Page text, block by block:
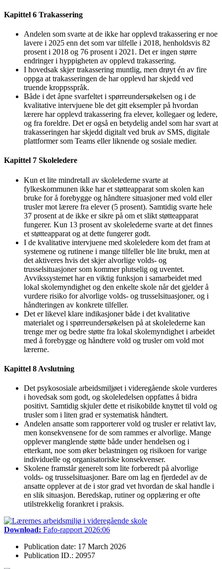
Kapittel 6 Trakassering
Andelen som svarte at de ikke har opplevd trakassering er noe
lavere i 2025 enn det som var tilfelle i 2018, henholdsvis 82
prosent i 2018 og 76 prosent i 2021. Det er ingen større
endringer i hyppigheten av opplevd trakassering.
I hovedsak skjer trakassering muntlig, men drøyt én av fire
oppga at trakasseringen de har opplevd har skjedd ved
truende kroppsspråk.
Både i det åpne svarfeltet i spørreundersøkelsen og i de
kvalitative intervjuene ble det gitt eksempler på hvordan
lærere har opplevd trakassering fra elever, kollegaer og ledere,
og fra foreldre. Det er også en betydelig andel som har svart at
trakasseringen har skjedd digitalt ved bruk av SMS, digitale
plattformer som Teams eller liknende og sosiale medier.
Kapittel 7 Skoleledere
Kun et lite mindretall av skolelederne svarte at
fylkeskommunen ikke har et støtteapparat som skolen kan
bruke for å forebygge og håndtere situasjoner med vold eller
trusler mot lærere fra elever (5 prosent). Samtidig svarte hele
37 prosent at de ikke er sikre på om et slikt støtteapparat
fungerer. Kun 13 prosent av skolelederne svarte at det finnes
et støtteapparat og at dette fungerer godt.
I de kvalitative intervjuene med skoleledere kom det fram at
systemene og rutinene i mange tilfeller ble lite brukt, men at
det aktiveres hvis det skjer alvorlige volds- og
trusselsituasjoner som kommer plutselig og uventet.
Avvikssystemet har en viktig funksjon i samarbeidet med
lokal skolemyndighet og den enkelte skole når det gjelder å
vurdere risiko for alvorlige volds- og trusselsituasjoner, og i
håndteringen av konkrete tilfeller.
Det er likevel klare indikasjoner både i det kvalitative
materialet og i spørreundersøkelsen på at skolelederne kan
trenge mer og bedre støtte fra lokal skolemyndighet i arbeidet
med å forebygge og håndtere vold og trusler om vold mot
lærerne.
Kapittel 8 Avslutning
Det psykososiale arbeidsmiljøet i videregående skole vurderes
i hovedsak som godt, og skoleledelsen oppfattes å bidra
positivt. Samtidig skjuler dette et risikobilde knyttet til vold og
trusler som i liten grad er systematisk håndtert.
Andelen ansatte som rapporterer vold og trusler er relativt lav,
men konsekvensene for de som rammes er alvorlige. Mange
opplever manglende støtte både under hendelsen og i
etterkant, noe som øker belastningen og risikoen for varige
individuelle og organisatoriske konsekvenser.
Skolene framstår generelt som lite forberedt på alvorlige
volds- og trusselsituasjoner. Bare om lag en fjerdedel av de
ansatte opplever at de i stor grad vet hvordan de skal handle i
en slik situasjon. Beredskap, rutiner og opplæring er ofte
utilstrekkelig forankret i praksis.
Download: Fafo-rapport 2026:06
Publication date: 17 March 2026
Publication ID.: 20957